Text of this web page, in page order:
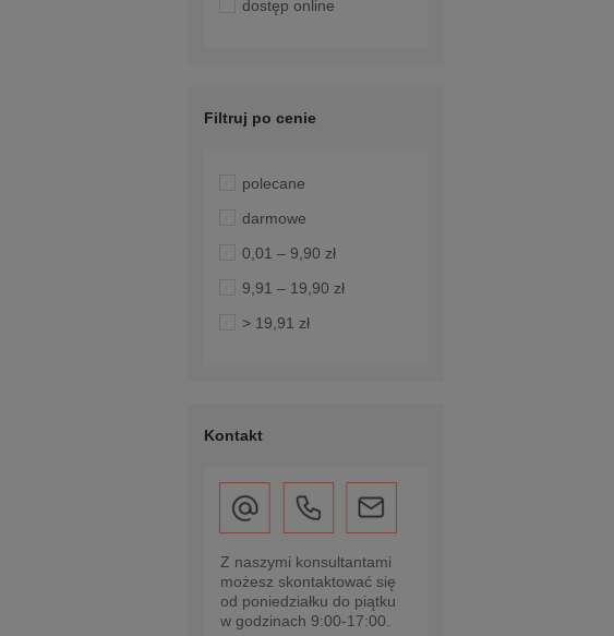
dostęp online
Filtruj po cenie
polecane
darmowe
0,01 – 9,90 zł
9,91 – 19,90 zł
> 19,91 zł
Kontakt
Z naszymi konsultantami
możesz skontaktować się
od poniedziałku do piątku
w godzinach 9:00-17:00.